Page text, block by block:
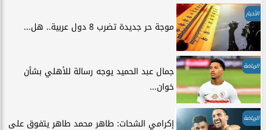
الأخبار
موجة حر جديدة تضرب 8 دول عربية.. هل...
الرياضة
جمال عبد الحميد يوجه رسالة للأهلي بشأن
خوان...
الرياضة
إكرامي الشحات: طاهر محمد طاهر يتفوق على